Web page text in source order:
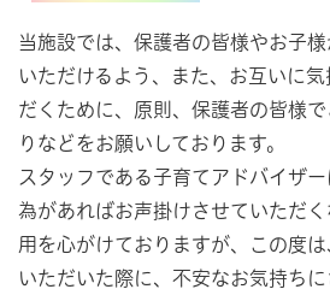
当施設では、保護者の皆様やお子
いただけるよう、また、お互いに
だくために、原則、保護者の皆様
りなどをお願いしております。
スタッフである子育てアドバイザ
為があればお声掛けさせていただ
用を心がけておりますが、この度
いただいた際に、不安なお気持ち